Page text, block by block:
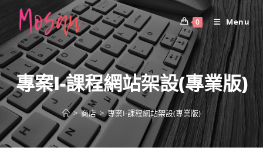
content
0 Menu
專案I-課程網站架設(專業版)
> 商店 > 專案I-課程網站架設(專業版)